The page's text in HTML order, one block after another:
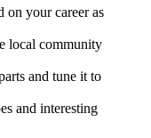
on your career as
local community
and tune it to
and interesting